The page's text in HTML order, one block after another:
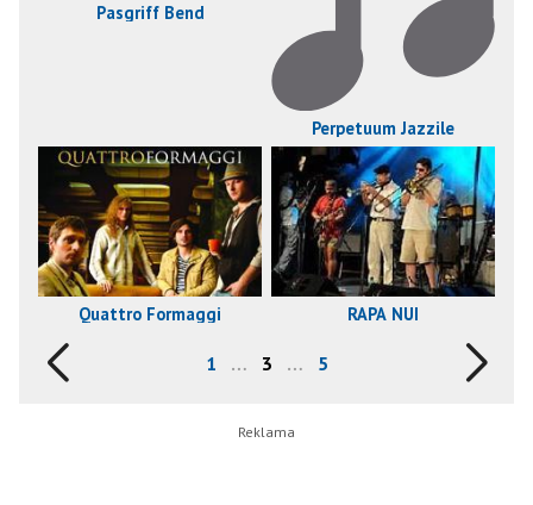
Pasgriff Bend
Perpetuum Jazzile
Quattro Formaggi RAPA NUI
1 … 3 … 5